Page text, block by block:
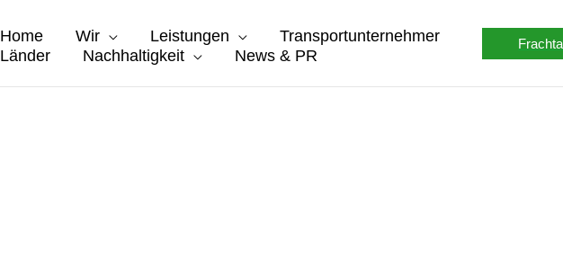
Home Wir Leistungen
Transportunternehmer
Länder
Nachhaltigkeit News & PR